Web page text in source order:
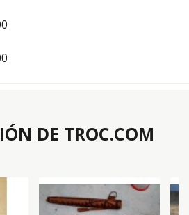
DE TROC.COM